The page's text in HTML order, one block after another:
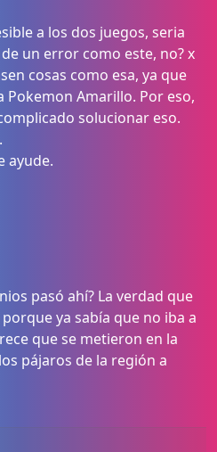
a los dos juegos, seria
un error como este, no? x
cosas como esa, ya que
Pokemon Amarillo. Por eso,
solucionar eso.
ayude.
pasó ahí? La verdad que
ya sabía que no iba a
que se metieron en la
pájaros de la región a